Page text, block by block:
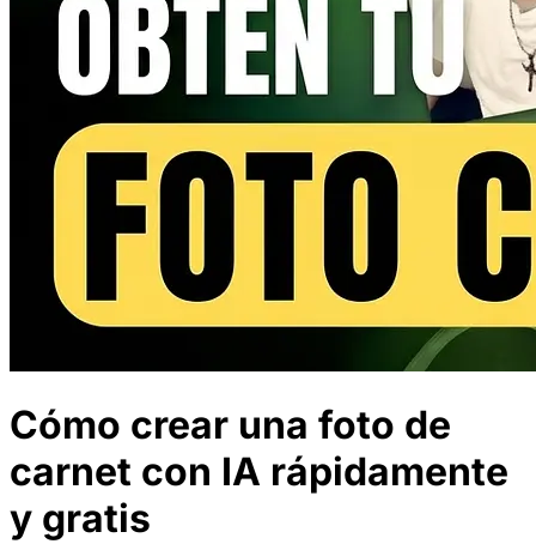
Cómo crear una foto de
carnet con IA rápidamente
y gratis